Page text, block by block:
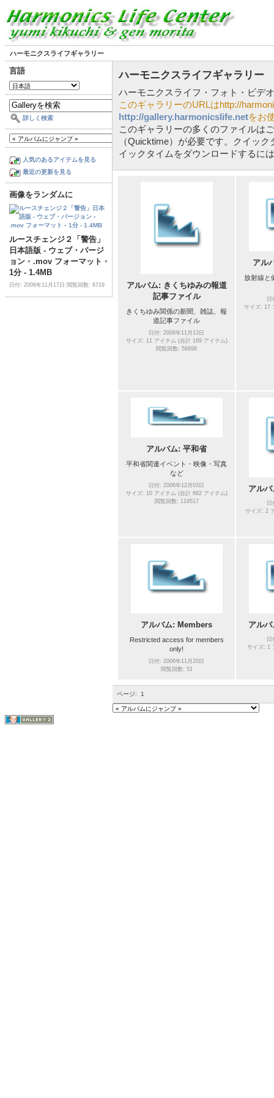
ハーモニクスライフギャラリー
言語
詳しく検索
人気のあるアイテムを見る
最近の更新を見る
画像をランダムに
ルースチェンジ２「警告」
日本語版 - ウェブ・バージ
ョン ◦ .mov フォーマット ◦
1分 - 1.4MB
日付: 2006年11月17日 閲覧回数: 6719
ハーモニクスライフギャラリー
ハーモニクスライフ・フォト・ビデ
このギャラリーのURLはhttp://
http://gallery.harmonicslife.netをお
このギャラリーの多くのファイルは
（Quicktime）が必要です。クイッ
イックタイムをダウンロードするに
アルバム: きくちゆみの報道
記事ファイル
きくちゆみ関係の新聞、雑誌、報
道記事ファイル
日付: 2006年11月13日
サイズ: 11 アイテム (合計 169 アイテム)
閲覧回数: 56898
アル
放射線と
サイズ: 17
アルバム: 平和省
平和省関連イベント・映像・写真
など
日付: 2006年12月03日
サイズ: 10 アイテム (合計 682 アイテム)
閲覧回数: 119517
アル
サイズ: 2
アルバム: Members
Restricted access for members
only!
日付: 2006年11月20日
閲覧回数: 51
アル
サイズ: 1
ページ: 1